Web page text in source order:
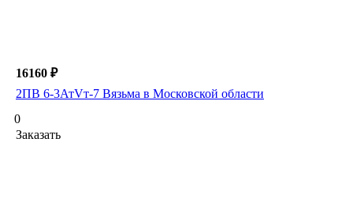
16160 ₽
2ПВ 6-3АтVт-7 Вязьма в Московской области
0
Заказать